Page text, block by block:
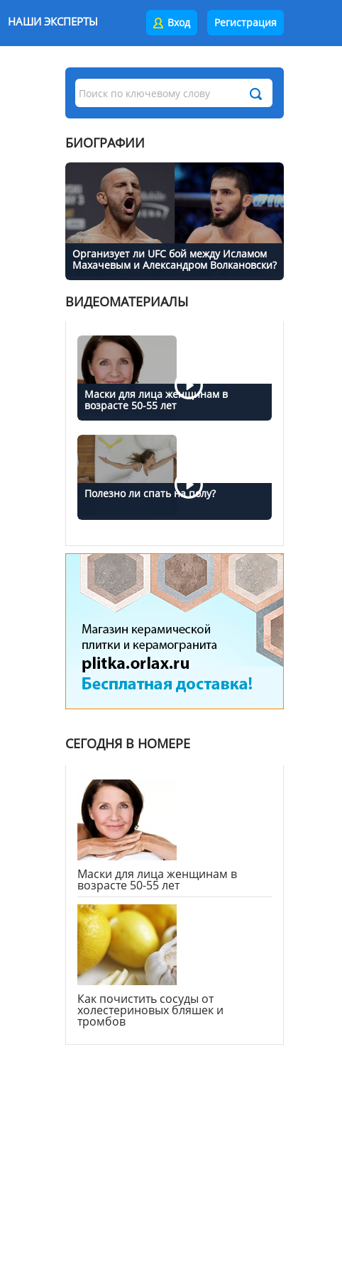
НАШИ ЭКСПЕРТЫ Вход Регистрация
БИОГРАФИИ
Организует ли UFC бой между Исламом
Махачевым и Александром Волкановски?
ВИДЕОМАТЕРИАЛЫ
Маски для лица женщинам в
возрасте 50-55 лет
Полезно ли спать на полу?
СЕГОДНЯ В НОМЕРЕ
Маски для лица женщинам в
возрасте 50-55 лет
Как почистить сосуды от
холестериновых бляшек и
тромбов